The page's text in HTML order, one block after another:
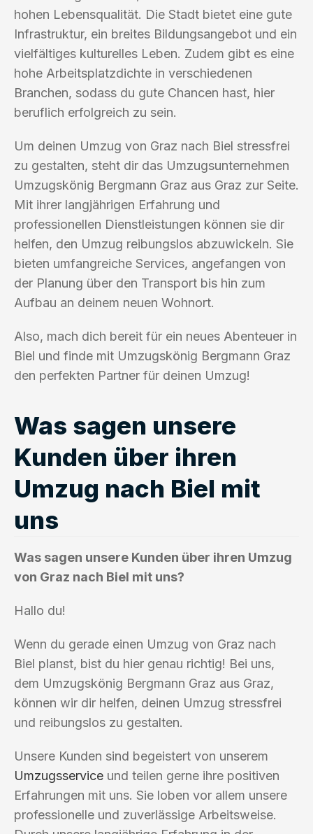
hohen Lebensqualität. Die Stadt bietet eine gute
Infrastruktur, ein breites Bildungsangebot und ein
vielfältiges kulturelles Leben. Zudem gibt es eine
hohe Arbeitsplatzdichte in verschiedenen
Branchen, sodass du gute Chancen hast, hier
beruflich erfolgreich zu sein.
Um deinen Umzug von Graz nach Biel stressfrei
zu gestalten, steht dir das Umzugsunternehmen
Umzugskönig Bergmann Graz aus Graz zur Seite.
Mit ihrer langjährigen Erfahrung und
professionellen Dienstleistungen können sie dir
helfen, den Umzug reibungslos abzuwickeln. Sie
bieten umfangreiche Services, angefangen von
der Planung über den Transport bis hin zum
Aufbau an deinem neuen Wohnort.
Also, mach dich bereit für ein neues Abenteuer in
Biel und finde mit Umzugskönig Bergmann Graz
den perfekten Partner für deinen Umzug!
Was sagen unsere
Kunden über ihren
Umzug nach Biel mit
uns
Was sagen unsere Kunden über ihren Umzug
von Graz nach Biel mit uns?
Hallo du!
Wenn du gerade einen Umzug von Graz nach
Biel planst, bist du hier genau richtig! Bei uns,
dem Umzugskönig Bergmann Graz aus Graz,
können wir dir helfen, deinen Umzug stressfrei
und reibungslos zu gestalten.
Unsere Kunden sind begeistert von unserem
Umzugsservice und teilen gerne ihre positiven
Erfahrungen mit uns. Sie loben vor allem unsere
professionelle und zuverlässige Arbeitsweise.